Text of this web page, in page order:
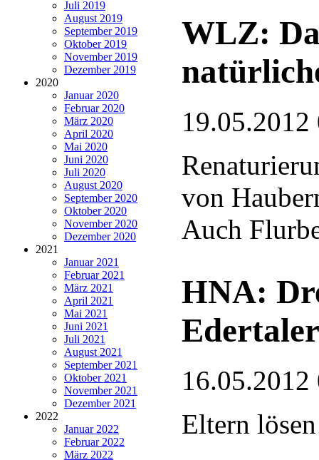
Juli 2019
August 2019
September 2019
Oktober 2019
November 2019
Dezember 2019
2020
Januar 2020
Februar 2020
März 2020
April 2020
Mai 2020
Juni 2020
Juli 2020
August 2020
September 2020
Oktober 2020
November 2020
Dezember 2020
2021
Januar 2021
Februar 2021
März 2021
April 2021
Mai 2021
Juni 2021
Juli 2021
August 2021
September 2021
Oktober 2021
November 2021
Dezember 2021
2022
Januar 2022
Februar 2022
März 2022
WLZ:
19.05.2012
von
Auch
HNA:
16.05.2012
Eltern